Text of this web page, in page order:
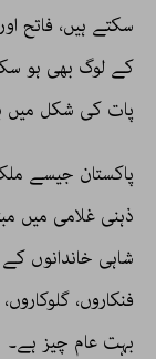
سکتے ہیں، فاتح
کے لوگ بھی ہو
پات کی شکل میں
پاکستان جیسے
ذہنی غلامی میں
شاہی خاندانوں
فنکاروں،
بہت عام چیز ہے۔